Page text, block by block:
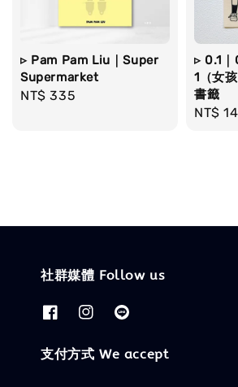
▹ Pam Pam Liu｜Super
Supermarket
Regular
NT$ 335
▹ 0.1
1（女
書籤
NT$
社群媒體 Follow us
支付方式 We accept